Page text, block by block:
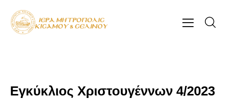
Εγκύκλιος Χριστουγέννων 4/2023